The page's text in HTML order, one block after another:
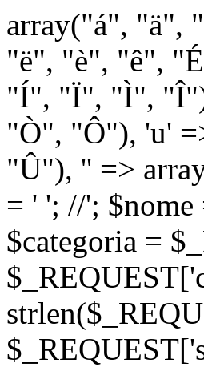
array("á", "ä",
"ë", "è", "ê",
"Í", "Ï", "Ì",
"Ò", "Ô"), 'u'
"Û"), '' =>
= ' '; //';
$categoria =